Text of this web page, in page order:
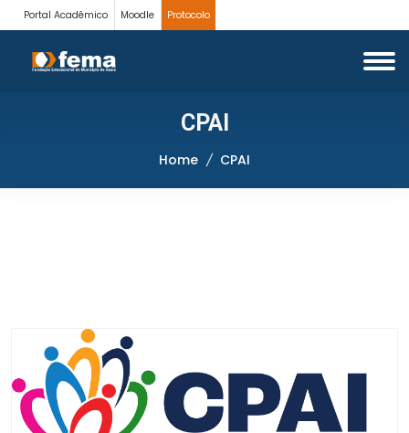
Portal Acadêmico Moodle Protocolo
CPAI
Home CPAI